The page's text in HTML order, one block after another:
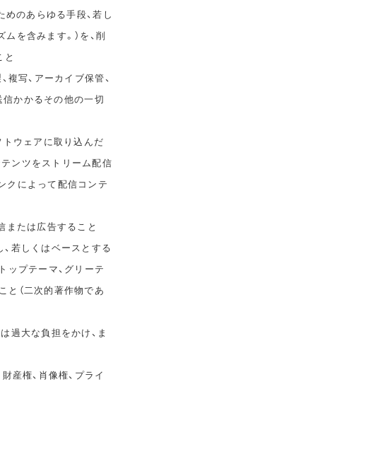
めのあらゆる手段、若し
を含みます。）を、削
と
写、アーカイブ保管、
信かかるその他の一切
トウェアに取り込んだ
ンツをストリーム配信
クによって配信コンテ
または広告すること
若しくはベースとする
ップテーマ、グリーテ
と（二次的著作物であ
過大な負担をかけ、ま
産権、肖像権、プライ